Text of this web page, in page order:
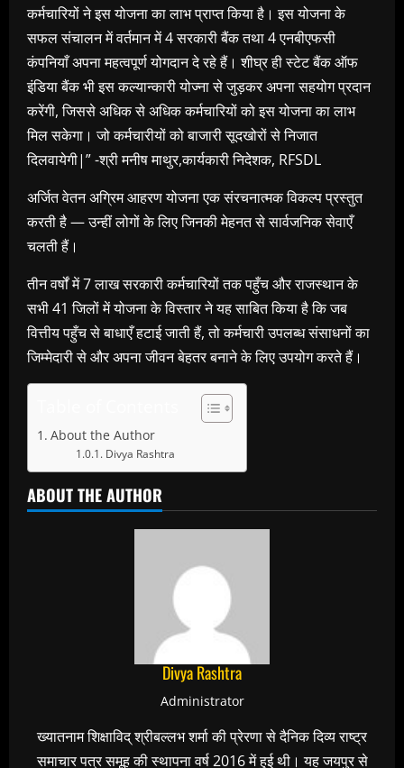
कर्मचारियों ने इस योजना का लाभ प्राप्त किया है। इस योजना के
सफल संचालन में वर्तमान में 4 सरकारी बैंक तथा 4 एनबीएफसी
कंपनियाँ अपना महत्वपूर्ण योगदान दे रहे हैं। शीघ्र ही स्टेट बैंक ऑफ
इंडिया बैंक भी इस कल्यान्कारी योज्ना से जुड़कर अपना सहयोग प्रदान
करेंगी, जिससे अधिक से अधिक कर्मचारियों को इस योजना का लाभ
मिल सकेगा। जो कर्मचारीयों को बाजारी सूदखोरों से निजात
दिलवायेगी|” -श्री मनीष माथुर,कार्यकारी निदेशक, RFSDL
अर्जित वेतन अग्रिम आहरण योजना एक संरचनात्मक विकल्प प्रस्तुत
करती है — उन्हीं लोगों के लिए जिनकी मेहनत से सार्वजनिक सेवाएँ
चलती हैं।
तीन वर्षों में 7 लाख सरकारी कर्मचारियों तक पहुँच और राजस्थान के
सभी 41 जिलों में योजना के विस्तार ने यह साबित किया है कि जब
वित्तीय पहुँच से बाधाएँ हटाई जाती हैं, तो कर्मचारी उपलब्ध संसाधनों का
जिम्मेदारी से और अपना जीवन बेहतर बनाने के लिए उपयोग करते हैं।
About the Author
Divya Rashtra
ABOUT THE AUTHOR
Divya Rashtra
Administrator
ख्यातनाम शिक्षाविद् श्रीबल्लभ शर्मा की प्रेरणा से दैनिक दिव्य राष्ट्र
समाचार पत्र समूह की स्थापना वर्ष 2016 में हुई थी। यह जयपुर से